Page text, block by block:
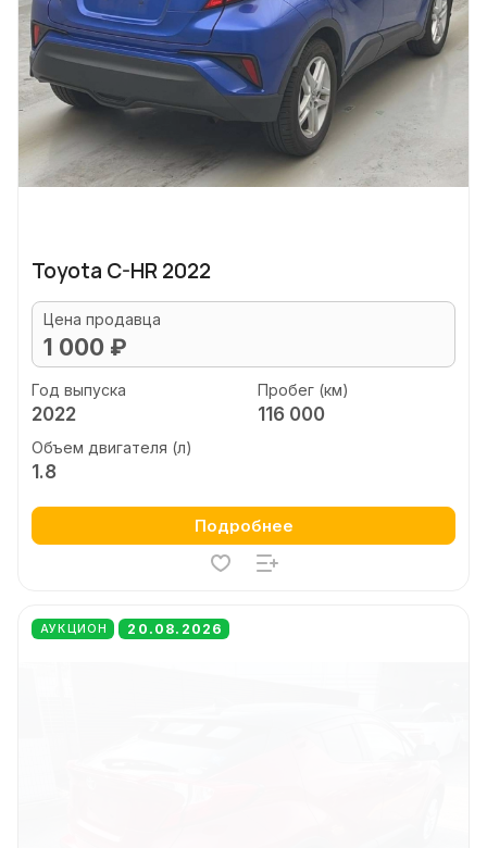
Toyota C-HR 2022
Цена продавца
1 000 ₽
Год выпуска
2022
Пробег (км)
116 000
Объем двигателя (л)
1.8
Подробнее
АУКЦИОН 20.08.2026